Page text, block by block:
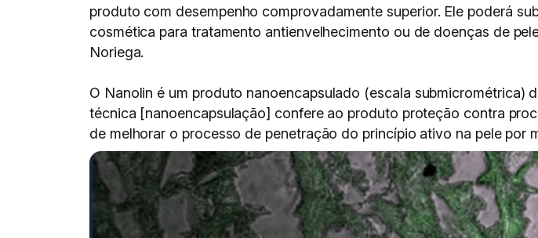
produto com desempenho comprovadamente superior. Ele poderá
cosmética para tratamento antienvelhecimento ou de doenças de
Noriega.
O Nanolin é um produto nanoencapsulado (escala submicrométrica)
técnica [nanoencapsulação] confere ao produto proteção contra
de melhorar o processo de penetração do princípio ativo na pele por